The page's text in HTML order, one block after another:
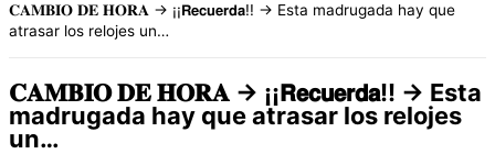
𝐂𝐀𝐌𝐁𝐈𝐎 𝐃𝐄 𝐇𝐎𝐑𝐀 → ¡¡𝗥𝗲𝗰𝘂𝗲𝗿𝗱𝗮!! → Esta madrugada hay que
atrasar los relojes un…
𝐂𝐀𝐌𝐁𝐈𝐎 𝐃𝐄 𝐇𝐎𝐑𝐀 → ¡¡𝗥𝗲𝗰𝘂𝗲𝗿𝗱𝗮!! → Esta
madrugada hay que atrasar los relojes
un…